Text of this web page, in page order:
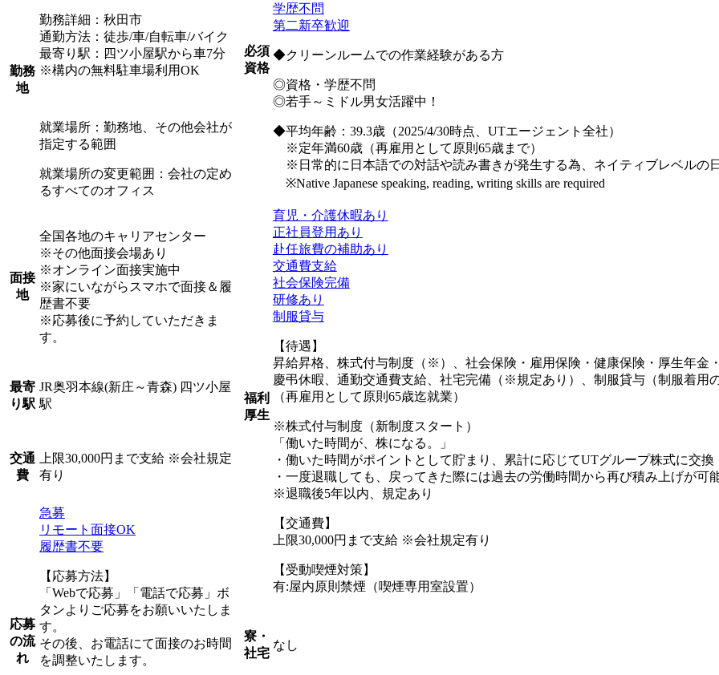
勤務
地
勤務詳細：秋田市
通勤方法：徒歩/車/自転車/バイク
最寄り駅：四ツ小屋駅から車7分
※構内の無料駐車場利用OK
就業場所：勤務地、その他会社が
指定する範囲
就業場所の変更範囲：会社の定め
るすべてのオフィス
面接
地
全国各地のキャリアセンター
※その他面接会場あり
※オンライン面接実施中
※家にいながらスマホで面接＆履
歴書不要
※応募後に予約していただきま
す。
最寄
り駅
JR奥羽本線(新庄～青森) 四ツ小屋
駅
交通
費
上限30,000円まで支給 ※会社規定
有り
応募
の流
れ
急募
リモート面接OK
履歴書不要
【応募方法】
「Webで応募」「電話で応募」ボ
タンよりご応募をお願いいたしま
す。
その後、お電話にて面接のお時間
を調整いたします。
必須
資格
学歴不問
第二新卒歓迎
◆クリーンルームでの作業経験がある方
◎資格・学歴不問
◎若手～ミドル男女活躍中！
◆平均年齢：39.3歳（2025/4/30時点、UTエージェント全社）
※定年満60歳（再雇用として原則65歳まで）
※日常的に日本語での対話や読み書きが発生する為、ネイティブレベルの
※Native Japanese speaking, reading, writing skills are required
福利
厚生
育児・介護休暇あり
正社員登用あり
赴任旅費の補助あり
交通費支給
社会保険完備
研修あり
制服貸与
【待遇】
昇給昇格、株式付与制度（※）、社会保険・雇用保険・健康保険・厚生年金
慶弔休暇、通勤交通費支給、社宅完備（※規定あり）、制服貸与（制服着用
（再雇用として原則65歳迄就業）
※株式付与制度（新制度スタート）
「働いた時間が、株になる。」
・働いた時間がポイントとして貯まり、累計に応じてUTグループ株式に交換
・一度退職しても、戻ってきた際には過去の労働時間から再び積み上げが可
※退職後5年以内、規定あり
【交通費】
上限30,000円まで支給 ※会社規定有り
【受動喫煙対策】
有:屋内原則禁煙（喫煙専用室設置）
寮・
社宅
なし